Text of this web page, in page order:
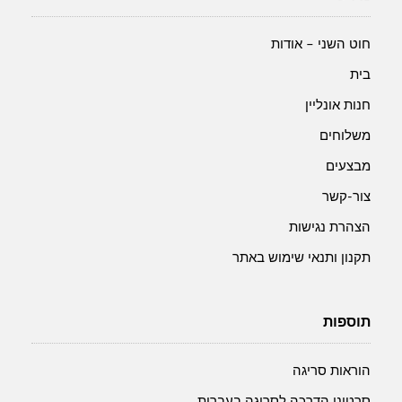
חוט השני – אודות
בית
חנות אונליין
משלוחים
מבצעים
צור-קשר
הצהרת נגישות
תקנון ותנאי שימוש באתר
תוספות
הוראות סריגה